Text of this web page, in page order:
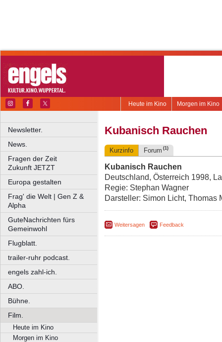
Morgen im Kino
Heute im Kino
Newsletter.
News.
Fragen der Zeit
Zukunft JETZT
Europa gestalten
Frag' die Welt | Gen Z &
Alpha
GuteNachrichten fürs
Gemeinwohl
Flugblatt.
trailer-ruhr podcast.
engels zahl-ich.
ABO.
Bühne.
Film.
Heute im Kino
Morgen im Kino
Kubanisch Rauchen
Kurzinfo Forum (1)
Kubanisch Rauchen
Deutschland, Österreich 1998,
Regie: Stephan Wagner
Darsteller: Simon Licht, Thomas
Weitersagen Feedback